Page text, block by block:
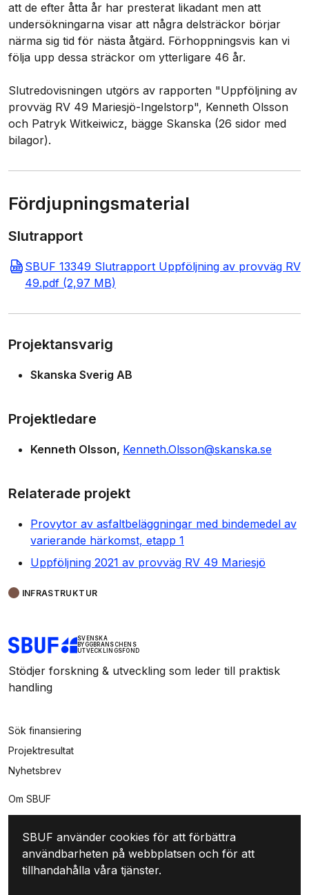
att de efter åtta år har presterat likadant men att
undersökningarna visar att några delsträckor börjar
närma sig tid för nästa åtgärd. Förhoppningsvis kan vi
följa upp dessa sträckor om ytterligare 46 år.
Slutredovisningen utgörs av rapporten "Uppföljning av
provväg RV 49 Mariesjö-Ingelstorp", Kenneth Olsson
och Patryk Witkeiwicz, bägge Skanska (26 sidor med
bilagor).
Fördjupningsmaterial
Slutrapport
SBUF 13349 Slutrapport Uppföljning av provväg RV
49.pdf (2,97 MB)
Projektansvarig
Skanska Sverig AB
Projektledare
Kenneth Olsson Kenneth.Olsson@skanska.se
Relaterade projekt
Provytor av asfaltbeläggningar med bindemedel av
varierande härkomst, etapp 1
Uppföljning 2021 av provväg RV 49 Mariesjö
INFRASTRUKTUR
SVENSKA
BYGGBRANSCHENS
UTVECKLINGSFOND
Stödjer forskning & utveckling som leder till praktisk
handling
Sök finansiering
Projektresultat
Nyhetsbrev
Om SBUF
Kontakt
Integritet
Mina sidor
SBUF använder cookies för att förbättra
användbarheten på webbplatsen och för att
tillhandahålla våra tjänster.